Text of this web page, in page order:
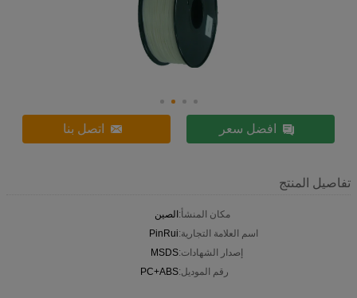
افضل سعر اتصل بنا
تفاصيل المنتج
مكان المنشأ:الصين
اسم العلامة التجارية:PinRui
إصدار الشهادات:MSDS
رقم الموديل:PC+ABS